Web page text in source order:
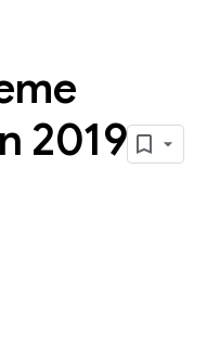
2019